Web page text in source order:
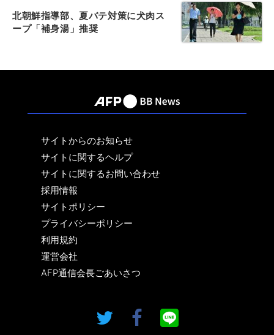
北朝鮮指導部、夏バテ対策に犬肉ス
ープ「補身湯」推奨
サイトからのお知らせ
サイトに関するヘルプ
サイトに関するお問い合わせ
採用情報
サイトポリシー
プライバシーポリシー
利用規約
運営会社
AFP通信会長ごあいさつ